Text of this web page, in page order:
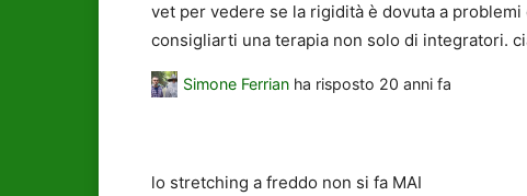
vet per vedere se la rigidità è dovuta a
consigliarti una terapia non solo di integratori.
Simone Ferrian ha risposto 20 anni fa
lo stretching a freddo non si fa MAI